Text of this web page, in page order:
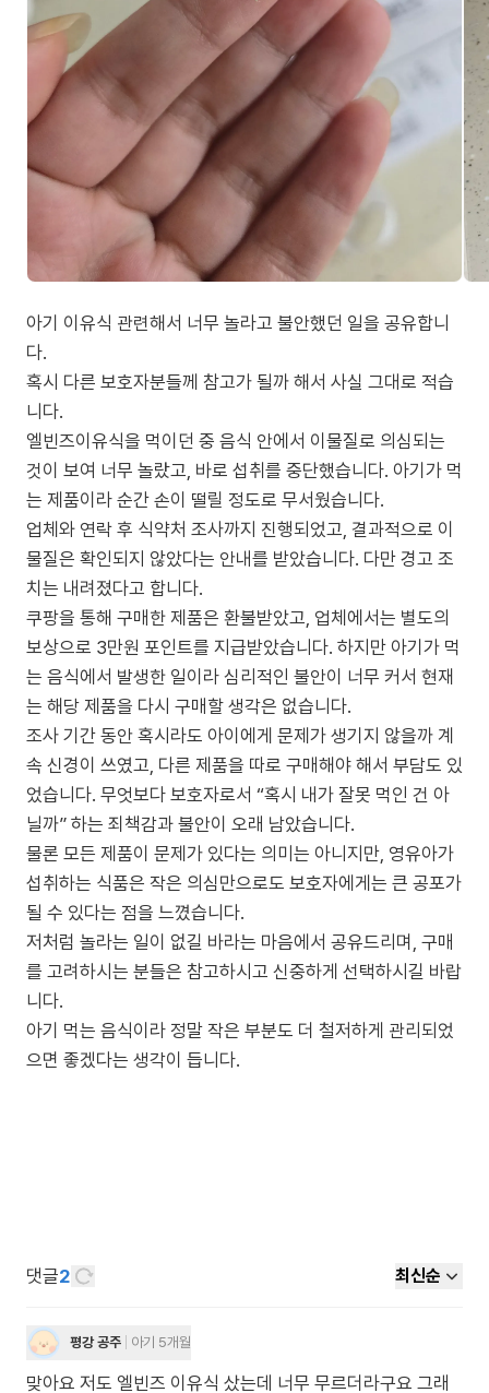
아기 이유식 관련해서 너무 놀라고 불안했던 일을 공유합니
다.
혹시 다른 보호자분들께 참고가 될까 해서 사실 그대로 적습
니다.
엘빈즈이유식을 먹이던 중 음식 안에서 이물질로 의심되는
것이 보여 너무 놀랐고, 바로 섭취를 중단했습니다. 아기가 먹
는 제품이라 순간 손이 떨릴 정도로 무서웠습니다.
업체와 연락 후 식약처 조사까지 진행되었고, 결과적으로 이
물질은 확인되지 않았다는 안내를 받았습니다. 다만 경고 조
치는 내려졌다고 합니다.
쿠팡을 통해 구매한 제품은 환불받았고, 업체에서는 별도의
보상으로 3만원 포인트를 지급받았습니다. 하지만 아기가 먹
는 음식에서 발생한 일이라 심리적인 불안이 너무 커서 현재
는 해당 제품을 다시 구매할 생각은 없습니다.
조사 기간 동안 혹시라도 아이에게 문제가 생기지 않을까 계
속 신경이 쓰였고, 다른 제품을 따로 구매해야 해서 부담도 있
었습니다. 무엇보다 보호자로서 “혹시 내가 잘못 먹인 건 아
닐까” 하는 죄책감과 불안이 오래 남았습니다.
물론 모든 제품이 문제가 있다는 의미는 아니지만, 영유아가
섭취하는 식품은 작은 의심만으로도 보호자에게는 큰 공포가
될 수 있다는 점을 느꼈습니다.
저처럼 놀라는 일이 없길 바라는 마음에서 공유드리며, 구매
를 고려하시는 분들은 참고하시고 신중하게 선택하시길 바랍
니다.
아기 먹는 음식이라 정말 작은 부분도 더 철저하게 관리되었
으면 좋겠다는 생각이 듭니다.
댓글2 최신순
평강 공주 아기 5개월
맞아요 저도 엘빈즈 이유식 샀는데 너무 무르더라구요 그래